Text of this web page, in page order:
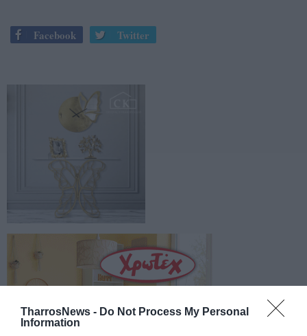
TharrosNews - Do Not Process My Personal
Information
Facebook Twitter